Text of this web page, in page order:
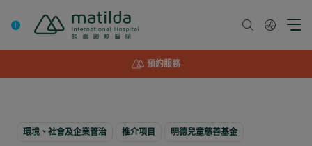
預約服務
環境、社會及企業管治 推介項目 明德兒童慈善基金